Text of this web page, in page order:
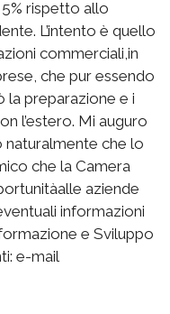
rispetto allo
L’intento è quello
commerciali,in
che pur essendo
la preparazione e i
l’estero. Mi auguro
naturalmente che lo
che la Camera
aziende
informazioni
e Sviluppo
e-mail